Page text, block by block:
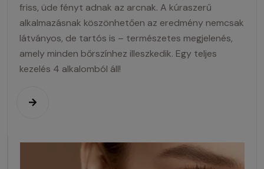
friss, üde fényt adnak az arcnak. A kúraszerű
alkalmazásnak köszönhetően az eredmény nemcsak
látványos, de tartós is – természetes megjelenés,
amely minden bőrszínhez illeszkedik. Egy teljes
kezelés 4 alkalomból áll!